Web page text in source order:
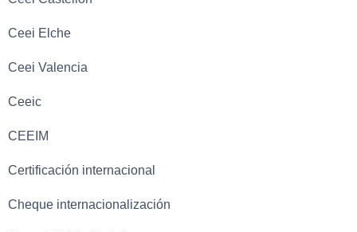
Ceei Elche
Ceei Valencia
Ceeic
CEEIM
Certificación internacional
Cheque internacionalización